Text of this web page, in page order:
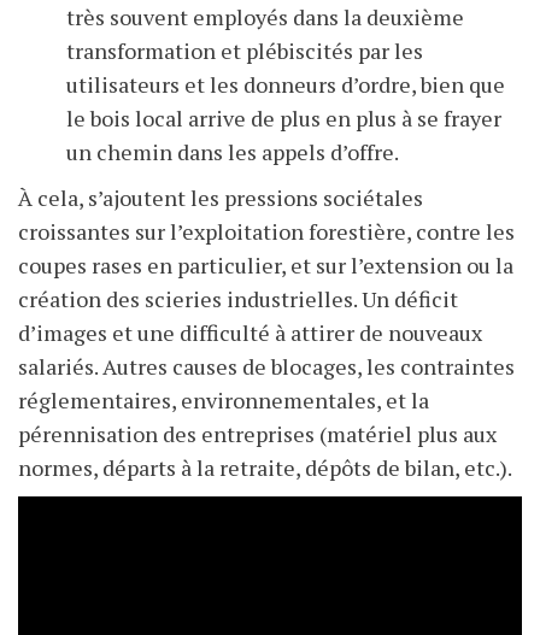
très souvent employés dans la deuxième
transformation et plébiscités par les
utilisateurs et les donneurs d’ordre, bien que
le bois local arrive de plus en plus à se frayer
un chemin dans les appels d’offre.
À cela, s’ajoutent les pressions sociétales
croissantes sur l’exploitation forestière, contre les
coupes rases en particulier, et sur l’extension ou la
création des scieries industrielles. Un déficit
d’images et une difficulté à attirer de nouveaux
salariés. Autres causes de blocages, les contraintes
réglementaires, environnementales, et la
pérennisation des entreprises (matériel plus aux
normes, départs à la retraite, dépôts de bilan, etc.).